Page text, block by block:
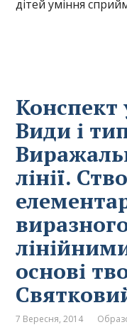
дітей уміння
Конспект
Види і
лінії.
основі
7 Вересня, 2014